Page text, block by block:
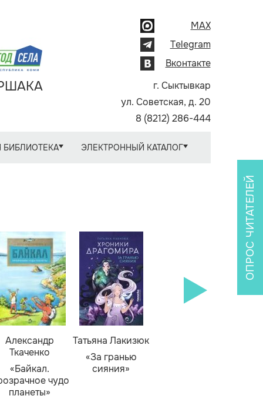
MAX
Telegram
Вконтакте
г. Сыктывкар
ул. Советская, д. 20
8 (8212) 286-444
БИБЛИОТЕКА ЭЛЕКТРОННЫЙ КАТАЛОГ
Александр
Ткаченко
«Байкал.
чудо
планеты»
Татьяна Лакизюк
«За гранью
сияния»
ОПРОС ЧИТАТЕЛЕЙ